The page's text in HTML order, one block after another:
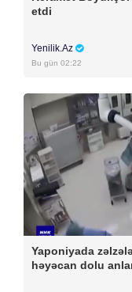
etdi
Yenilik.Az
Bu gün 02:22
Yaponiyada
həyəcan dolu